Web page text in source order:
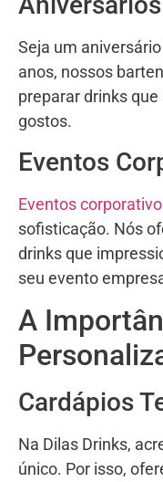
Seja um
anos, nossos
preparar drinks
gostos.
Eventos
Eventos
sofisticação. Nós
drinks que
seu evento
A
Cardápios
Na Dilas Drinks,
único. Por isso,